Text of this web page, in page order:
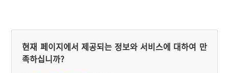
현재 페이지에서 제공되는 정보와 서비스에 대하여 만
족하십니까?